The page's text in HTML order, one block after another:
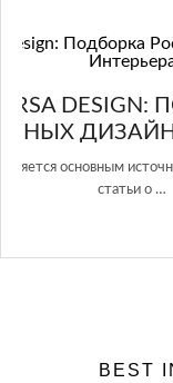
GLAZOV
Glazov Design
BEST